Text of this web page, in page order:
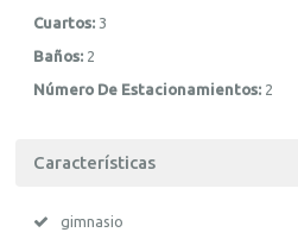
Cuartos: 3
Baños: 2
Número De Estacionamientos: 2
Características
gimnasio